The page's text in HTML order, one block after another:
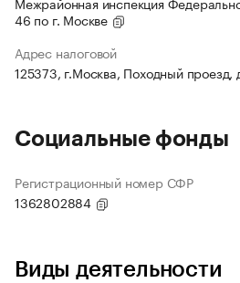
46 по г. Москве
Адрес налоговой
125373, г.Москва, Походный проезд,
Социальные фонды
Регистрационный номер СФР
1362802884
Виды деятельности